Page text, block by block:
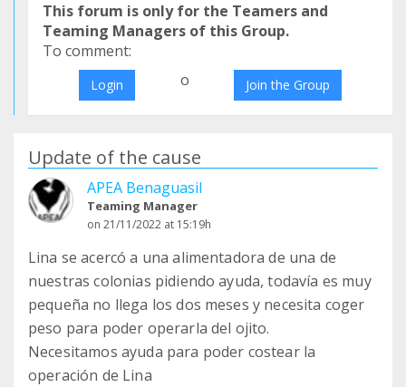
This forum is only for the Teamers and
Teaming Managers of this Group.
To comment:
Login o Join the Group
Update of the cause
APEA Benaguasil
Teaming Manager
on 21/11/2022 at 15:19h
Lina se acercó a una alimentadora de una de
nuestras colonias pidiendo ayuda, todavía es muy
pequeña no llega los dos meses y necesita coger
peso para poder operarla del ojito.
Necesitamos ayuda para poder costear la
operación de Lina